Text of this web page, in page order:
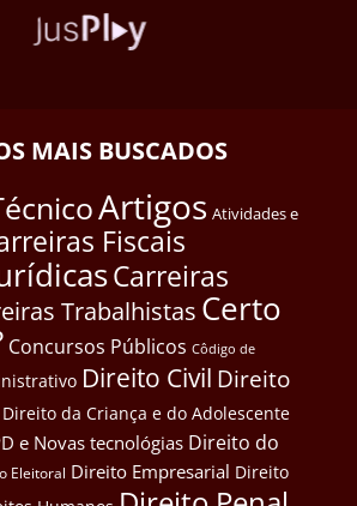
MAIS BUSCADOS
Artigos Atividades e
Fiscais
Carreiras
Trabalhistas Certo
Concursos Públicos Côdigo de
Direito Civil Direito
Direito da Criança e do Adolescente
e Novas tecnológias Direito do
Eleitoral Direito Empresarial Direito